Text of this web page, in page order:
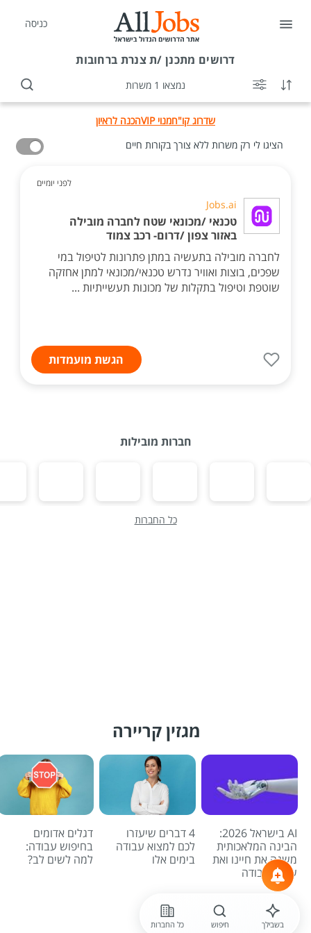
כניסה
דרושים מתכנן /ת צנרת ברחובות
נמצאו 1 משרות
שדרוג קו"חמנוי VIP
הכנה לראיון
הציגו לי רק משרות ללא צורך בקורות חיים
לפני יומיים
Jobs.ai
טכנאי /מכונאי שטח לחברה מובילה
באזור צפון /דרום- רכב צמוד
לחברה מובילה בתעשיה במתן פתרונות לטיפול במי
שפכים, בוצות ואוויר נדרש טכנאי/מכונאי למתן אחזקה
שוטפת וטיפול בתקלות של מכונות תעשייתיות ...
הגשת מועמדות
חברות מובילות
כל החברות
מגזין קריירה
AI בישראל 2026:
הבינה המלאכותית
משנה את חיינו ואת
שוק העבודה
4 דברים שיעזרו
לכם למצוא עבודה
בימים אלו
דגלים אדומים
בחיפוש עבודה:
למה לשים לב?
לכל הכתבות
בשבילך חיפוש כל החברות